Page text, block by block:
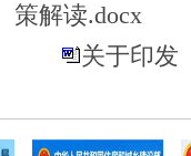
策解读.docx
关于印发